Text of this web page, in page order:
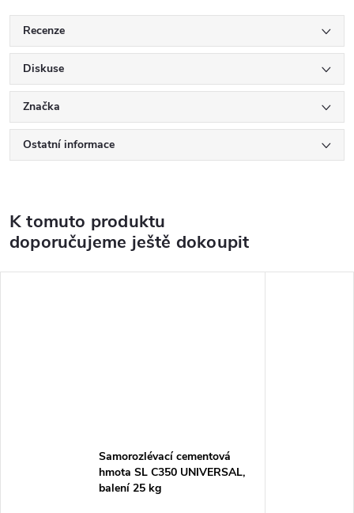
Recenze
Diskuse
Značka
Ostatní informace
K tomuto produktu
doporučujeme ještě dokoupit
Samorozlévací cementová
hmota SL C350 UNIVERSAL,
balení 25 kg